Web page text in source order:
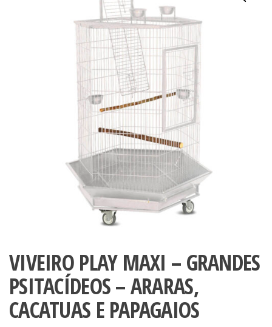
VIVEIRO PLAY MAXI – GRANDES
PSITACÍDEOS – ARARAS,
CACATUAS E PAPAGAIOS